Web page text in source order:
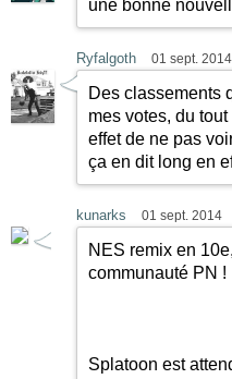
une bonne
Ryfalgoth 01 sept. 2014
Des classements
mes votes, du
effet de ne pas
ça en dit long en
kunarks 01 sept. 2014
NES remix en
communauté PN !
Splatoon est